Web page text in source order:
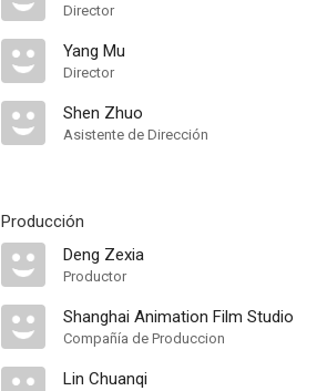
Director
Yang Mu
Director
Shen Zhuo
Asistente de Dirección
Producción
Deng Zexia
Productor
Shanghai Animation Film Studio
Compañía de Produccion
Lin Chuanqi